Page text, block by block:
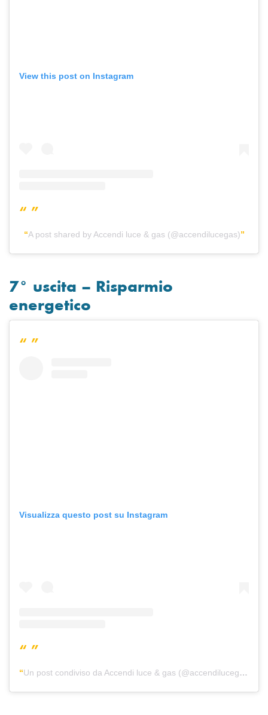
View this post on Instagram
A post shared by Accendi luce & gas (@accendilucegas)
7° uscita – Risparmio
energetico
Visualizza questo post su Instagram
Un post condiviso da Accendi luce & gas (@accendilucegas)